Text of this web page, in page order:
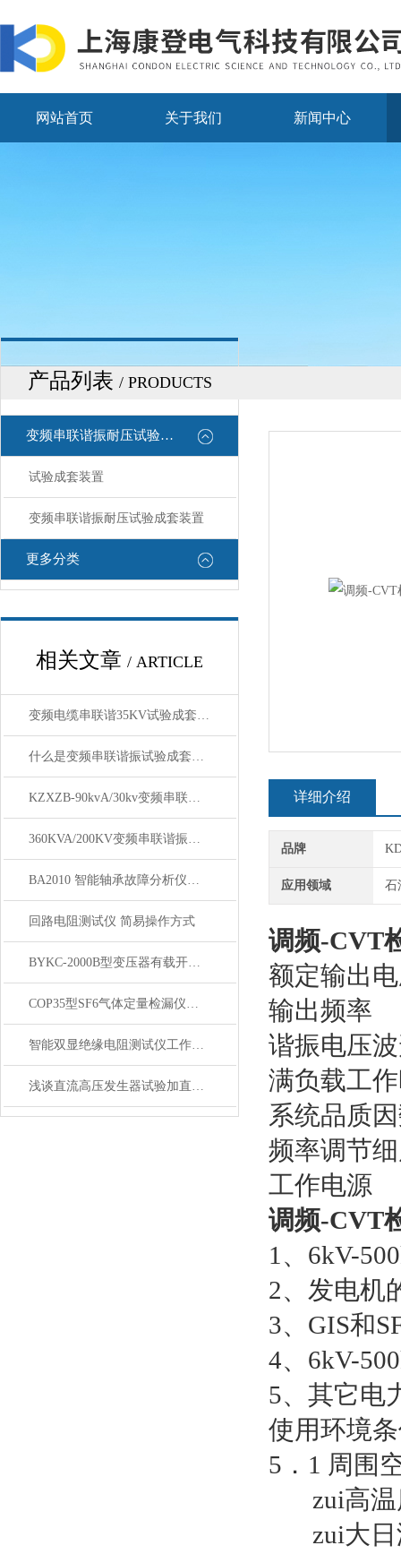
网站首页 关于我们 新闻中心
产品列表 / PRODUCTS
变频串联谐振耐压试验装置
试验成套装置
变频串联谐振耐压试验成套装置
更多分类
相关文章 / ARTICLE
变频电缆串联谐35KV试验成套装置主要功能
什么是变频串联谐振试验成套装置，用于哪些地方
KZXZB-90kvA/30kv变频串联谐振试验成套装置技术方案
360KVA/200KV变频串联谐振耐压试验成套装置技术书
BA2010 智能轴承故障分析仪性能特点技术参数
回路电阻测试仪 简易操作方式
BYKC-2000B型变压器有载开关测试仪性能特点
COP35型SF6气体定量检漏仪讲解使用说明书
智能双显绝缘电阻测试仪工作原理
浅谈直流高压发生器试验加直流负高压的原因
详细介绍
品牌
应用领域 石
调频-CVT
额定输出
输出频
谐振电压
满负载工
系统品质
频率调节
工作电
调频-CVT
1、6kV-
2、发电机
3、GIS和
4、6kV-
5、其它电
使用环境
5．1 周围
zui高温
zui大日